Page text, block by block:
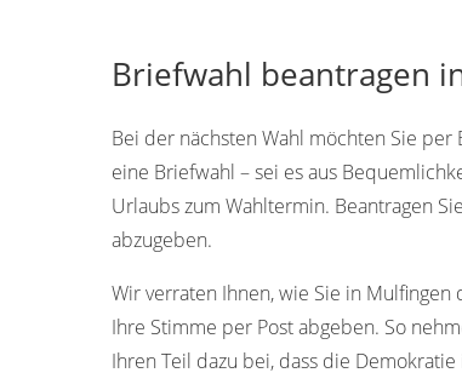
Briefwahl beantragen
Bei der nächsten Wahl möchten Sie
eine Briefwahl – sei es aus
Urlaubs zum Wahltermin. Beantragen
abzugeben.
Wir verraten Ihnen, wie Sie in
Ihre Stimme per Post abgeben. So
Ihren Teil dazu bei, dass die